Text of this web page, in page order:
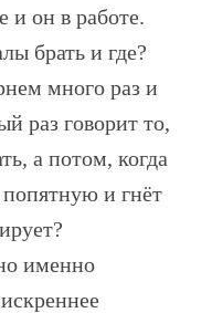
и он в работе.
брать и где?
много раз и
раз говорит то,
а потом, когда
попятную и гнёт
именно